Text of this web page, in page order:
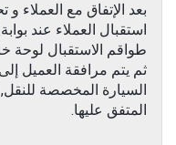
بعد الإتفاق مع العملاء
استقبال العملاء عند
طواقم الاستقبال لوحة
ثم يتم مرافقة العميل
السيارة المخصصة للنقل,
المتفق عليها.